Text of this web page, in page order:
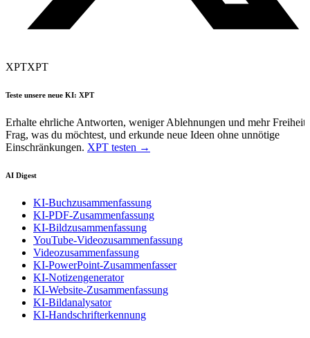
XPTXPT
Teste unsere neue KI: XPT
Erhalte ehrliche Antworten, weniger Ablehnungen und mehr Freiheit.
Frag, was du möchtest, und erkunde neue Ideen ohne unnötige
Einschränkungen. XPT testen →
AI Digest
KI-Buchzusammenfassung
KI-PDF-Zusammenfassung
KI-Bildzusammenfassung
YouTube-Videozusammenfassung
Videozusammenfassung
KI-PowerPoint-Zusammenfasser
KI-Notizengenerator
KI-Website-Zusammenfassung
KI-Bildanalysator
KI-Handschrifterkennung